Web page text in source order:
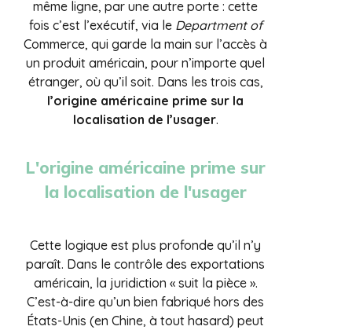
même ligne, par une autre porte : cette
fois c’est l’exécutif, via le Department of
Commerce, qui garde la main sur l’accès à
un produit américain, pour n’importe quel
étranger, où qu’il soit. Dans les trois cas,
l’origine américaine prime sur la
localisation de l’usager.
L'origine américaine prime sur
la localisation de l'usager
Cette logique est plus profonde qu’il n’y
paraît. Dans le contrôle des exportations
américain, la juridiction « suit la pièce ».
C’est-à-dire qu’un bien fabriqué hors des
États-Unis (en Chine, à tout hasard) peut